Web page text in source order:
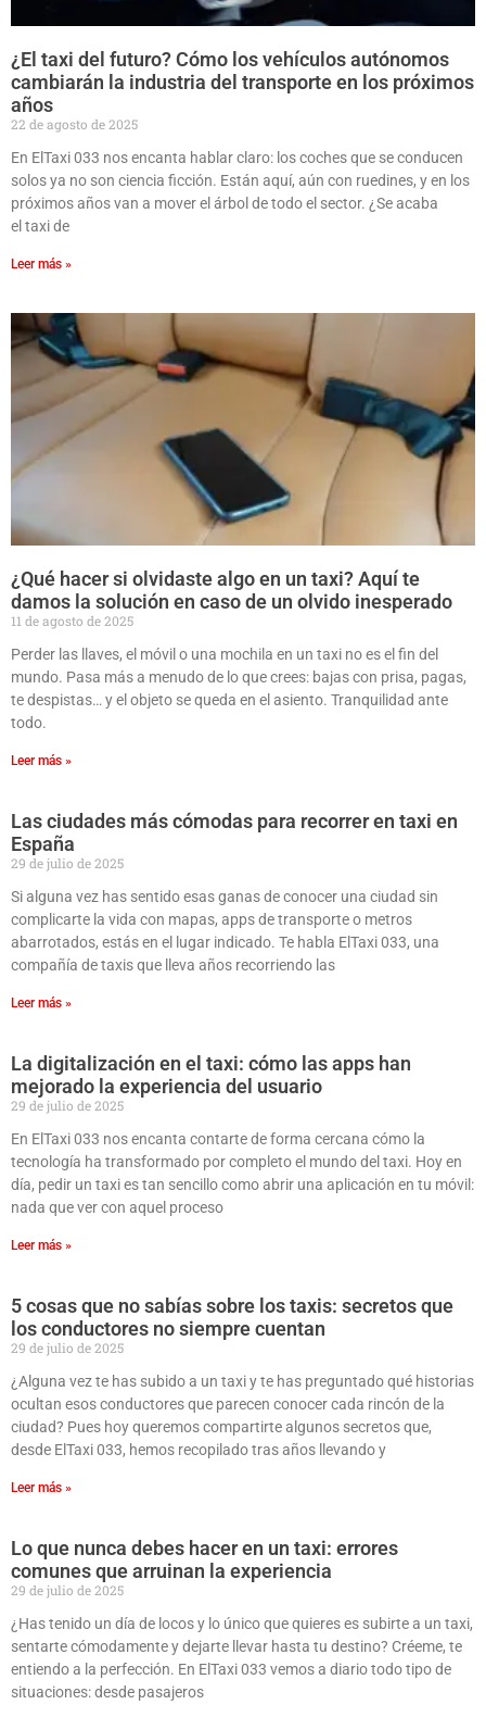
¿El taxi del futuro? Cómo los vehículos autónomos
cambiarán la industria del transporte en los próximos
años
22 de agosto de 2025
En ElTaxi 033 nos encanta hablar claro: los coches que se conducen
solos ya no son ciencia ficción. Están aquí, aún con ruedines, y en los
próximos años van a mover el árbol de todo el sector. ¿Se acaba
el taxi de
Leer más »
¿Qué hacer si olvidaste algo en un taxi? Aquí te
damos la solución en caso de un olvido inesperado
11 de agosto de 2025
Perder las llaves, el móvil o una mochila en un taxi no es el fin del
mundo. Pasa más a menudo de lo que crees: bajas con prisa, pagas,
te despistas… y el objeto se queda en el asiento. Tranquilidad ante
todo.
Leer más »
Las ciudades más cómodas para recorrer en taxi en
España
29 de julio de 2025
Si alguna vez has sentido esas ganas de conocer una ciudad sin
complicarte la vida con mapas, apps de transporte o metros
abarrotados, estás en el lugar indicado. Te habla ElTaxi 033, una
compañía de taxis que lleva años recorriendo las
Leer más »
La digitalización en el taxi: cómo las apps han
mejorado la experiencia del usuario
29 de julio de 2025
En ElTaxi 033 nos encanta contarte de forma cercana cómo la
tecnología ha transformado por completo el mundo del taxi. Hoy en
día, pedir un taxi es tan sencillo como abrir una aplicación en tu móvil:
nada que ver con aquel proceso
Leer más »
5 cosas que no sabías sobre los taxis: secretos que
los conductores no siempre cuentan
29 de julio de 2025
¿Alguna vez te has subido a un taxi y te has preguntado qué historias
ocultan esos conductores que parecen conocer cada rincón de la
ciudad? Pues hoy queremos compartirte algunos secretos que,
desde ElTaxi 033, hemos recopilado tras años llevando y
Leer más »
Lo que nunca debes hacer en un taxi: errores
comunes que arruinan la experiencia
29 de julio de 2025
¿Has tenido un día de locos y lo único que quieres es subirte a un taxi,
sentarte cómodamente y dejarte llevar hasta tu destino? Créeme, te
entiendo a la perfección. En ElTaxi 033 vemos a diario todo tipo de
situaciones: desde pasajeros